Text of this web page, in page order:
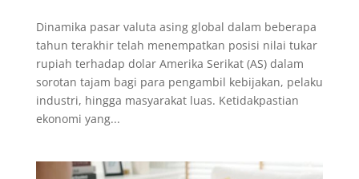
Dinamika pasar valuta asing global dalam beberapa
tahun terakhir telah menempatkan posisi nilai tukar
rupiah terhadap dolar Amerika Serikat (AS) dalam
sorotan tajam bagi para pengambil kebijakan, pelaku
industri, hingga masyarakat luas. Ketidakpastian
ekonomi yang...